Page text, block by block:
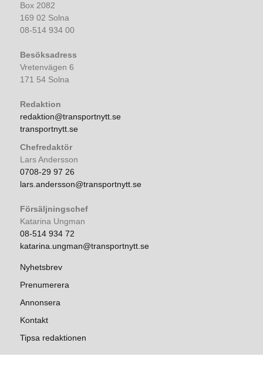
Box 2082
169 02 Solna
08-514 934 00
Besöksadress
Vretenvägen 6
171 54 Solna
Redaktion
redaktion@transportnytt.se
transportnytt.se
Chefredaktör
Lars Andersson
0708-29 97 26
lars.andersson@transportnytt.se
Försäljningschef
Katarina Ungman
08-514 934 72
katarina.ungman@transportnytt.se
Nyhetsbrev
Prenumerera
Annonsera
Kontakt
Tipsa redaktionen